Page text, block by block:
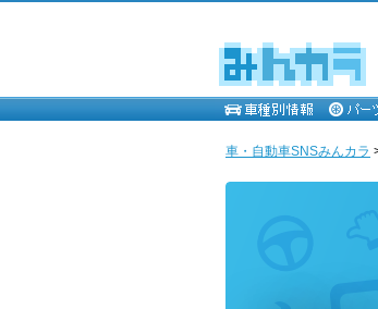
車・自動車SNSみんカラ